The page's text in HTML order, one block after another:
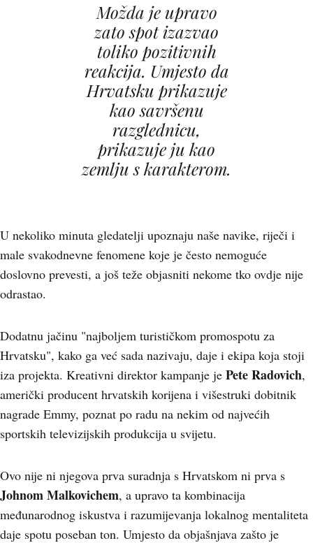
Možda je upravo
zato spot izazvao
toliko pozitivnih
reakcija. Umjesto da
Hrvatsku prikazuje
kao savršenu
razglednicu,
prikazuje ju kao
zemlju s karakterom.
U nekoliko minuta gledatelji upoznaju naše navike, riječi i
male svakodnevne fenomene koje je često nemoguće
doslovno prevesti, a još teže objasniti nekome tko ovdje nije
odrastao.
Dodatnu jačinu "najboljem turističkom promospotu za
Hrvatsku", kako ga već sada nazivaju, daje i ekipa koja stoji
iza projekta. Kreativni direktor kampanje je Pete Radovich,
američki producent hrvatskih korijena i višestruki dobitnik
nagrade Emmy, poznat po radu na nekim od najvećih
sportskih televizijskih produkcija u svijetu.
Ovo nije ni njegova prva suradnja s Hrvatskom ni prva s
Johnom Malkovichem, a upravo ta kombinacija
međunarodnog iskustva i razumijevanja lokalnog mentaliteta
daje spotu poseban ton. Umjesto da objašnjava zašto je